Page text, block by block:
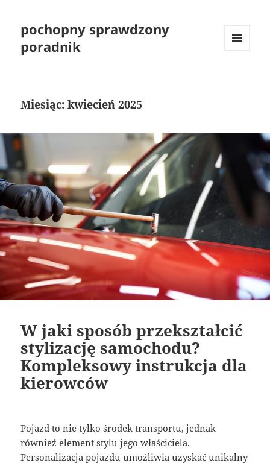
pochopny sprawdzony
poradnik
Miesiąc:kwiecień 2025
W jaki sposób przekształcić
stylizację samochodu?
Kompleksowy instrukcja dla
kierowców
Pojazd to nie tylko środek transportu, jednak
również element stylu jego właściciela.
Personalizacja pojazdu umożliwia uzyskać unikalny